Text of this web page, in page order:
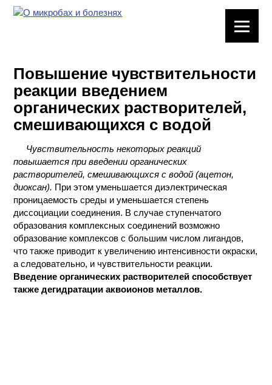
ХИМИЧЕСКАЯ
ПОСУДА
ВРЕДНЫЕ
МЕТОДЫ
ПРАКТИЧЕСКОЙ
ХИМИИ
ХИМИЯ НА
ПРОИЗВОДСТВЕ
И ХИМИЧЕСКАЯ
ТЕХНОЛОГИЯ
КОНТАКТЫ
Повышение чувствительности
реакции введением
органических растворителей,
смешивающихся с водой
Чувствительность некоторых реакций
повышается при введении органических
растворителей, смешивающихся с водой (ацетон,
диоксан). При этом уменьшается диэлектрическая
проницаемость среды и уменьшается степень
диссоциации соединения. В случае ступенчатого
образования комплексных соединений возможно
образование комплексов с большим числом лигандов,
что также приводит к увеличению интенсивности окраски,
а следовательно, и чувствительности реакции.
Введение органических растворителей способствует
также дегидратации аквоионов металлов.